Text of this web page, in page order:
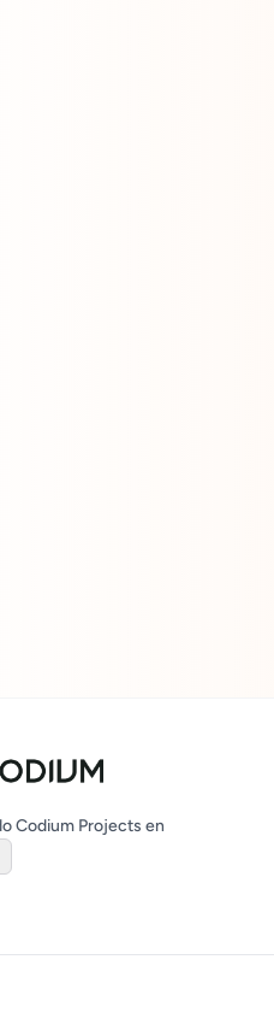
Codium Projects en